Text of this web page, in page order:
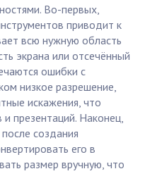
Во-первых,
приводит к
всю нужную область
экрана или отсечённый
ошибки с
низкое разрешение,
искажения, что
презентаций. Наконец,
создания
его в
размер вручную, что